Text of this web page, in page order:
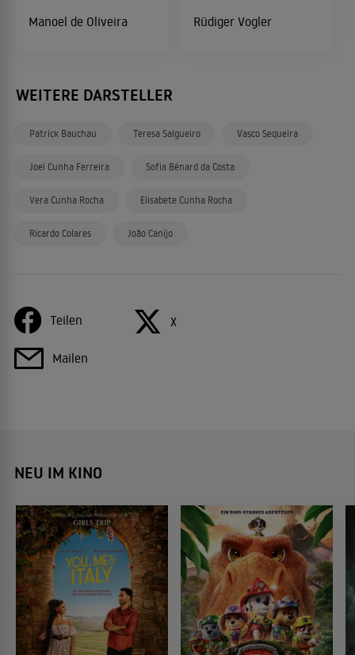
Manoel de Oliveira Rüdiger Vogler
WEITERE DARSTELLER
Patrick Bauchau Teresa Salgueiro Vasco Sequeira
Joel Cunha Ferreira Sofia Bénard da Costa
Vera Cunha Rocha Elisabete Cunha Rocha
Ricardo Colares João Canijo
Teilen X
Mailen
NEU IM KINO